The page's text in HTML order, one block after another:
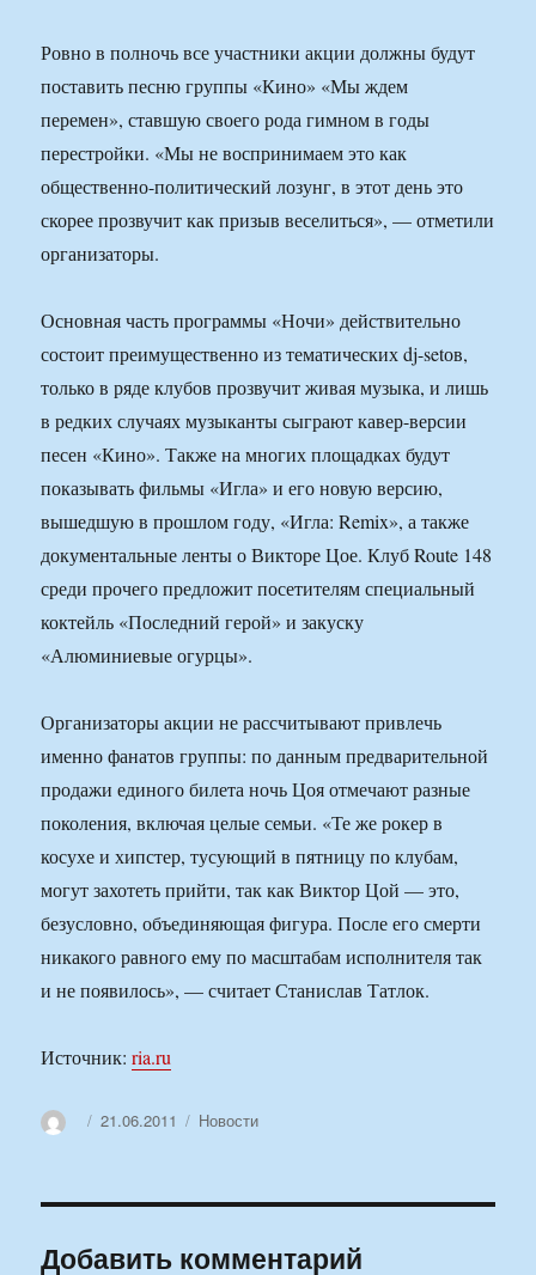
Ровно в полночь все участники акции должны будут
поставить песню группы «Кино» «Мы ждем
перемен», ставшую своего рода гимном в годы
перестройки. «Мы не воспринимаем это как
общественно-политический лозунг, в этот день это
скорее прозвучит как призыв веселиться», — отметили
организаторы.
Основная часть программы «Ночи» действительно
состоит преимущественно из тематических dj-setов,
только в ряде клубов прозвучит живая музыка, и лишь
в редких случаях музыканты сыграют кавер-версии
песен «Кино». Также на многих площадках будут
показывать фильмы «Игла» и его новую версию,
вышедшую в прошлом году, «Игла: Remix», а также
документальные ленты о Викторе Цое. Клуб Route 148
среди прочего предложит посетителям специальный
коктейль «Последний герой» и закуску
«Алюминиевые огурцы».
Организаторы акции не рассчитывают привлечь
именно фанатов группы: по данным предварительной
продажи единого билета ночь Цоя отмечают разные
поколения, включая целые семьи. «Те же рокер в
косухе и хипстер, тусующий в пятницу по клубам,
могут захотеть прийти, так как Виктор Цой — это,
безусловно, объединяющая фигура. После его смерти
никакого равного ему по масштабам исполнителя так
и не появилось», — считает Станислав Татлок.
Источник:ria.ru
АвторОпубликовано
21.06.2011 Рубрики
Новости
Добавить комментарий